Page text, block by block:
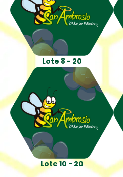
Lote 8 - 20
Lote 10 - 20